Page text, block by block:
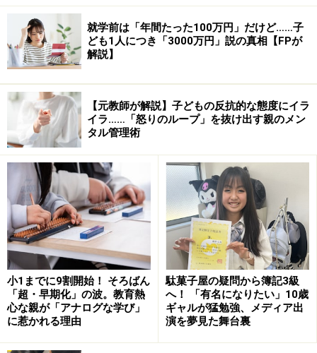
■中学校の旅行先上位20（都道府県別）
中学校の旅行先上位20（都道府県別）（出典：教育旅行年報
「データブック2023」国内修学旅行の実態とまとめ［中学
校］）
■高等学校の旅行先上位20（都道府県別）
高等学校の旅行先上位20（都道府県別）（出典：教育旅行年
報「データブック2023」国内修学旅行の実態とまとめ［高等
学校］）
京都が選ばれる理由について、「最近は修学旅行にも探
就学前は「年間たった100万円」だけど……子
ども1人につき「3000万円」説の真相【FPが
解説】
【元教師が解説】子どもの反抗的な態度にイラ
イラ……「怒りのループ」を抜け出す親のメン
タル管理術
小1までに9割開始！ そろばん
「超・早期化」の波。教育熱
心な親が「アナログな学び」
に惹かれる理由
駄菓子屋の疑問から簿記3級
へ！ 「有名になりたい」10歳
ギャルが猛勉強、メディア出
演を夢見た舞台裏